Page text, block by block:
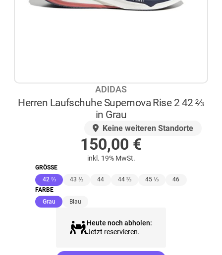
ADIDAS
Herren Laufschuhe Supernova Rise 2 42 ⅔
in Grau
Keine weiteren Standorte
150,00 €
inkl. 19% MwSt.
GRÖSSE
42 ⅔(ausgewählt)
43 ⅓ 44 44 ⅔ 45 ⅓
46
FARBE
Grau(ausgewählt)
Blau
Heute noch abholen:
Jetzt reservieren.